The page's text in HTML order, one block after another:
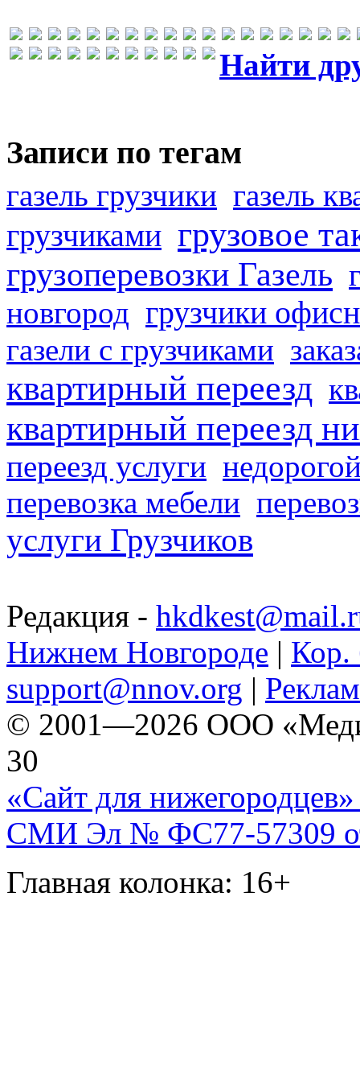
Найти
Записи по тегам
газель грузчики газель
грузчиками грузовое
грузоперевозки Газель
новгород грузчики
газели с грузчиками
квартирный переезд
квартирный переезд
переезд услуги
перевозка мебели
услуги Грузчиков
Редакция -
Нижнем Новгороде | Кор.
support@nnov.org |
© 2001—2026 ООО
30
«Сайт для нижегородцев»
СМИ Эл № ФС77-57309
Главная колонка: 16+